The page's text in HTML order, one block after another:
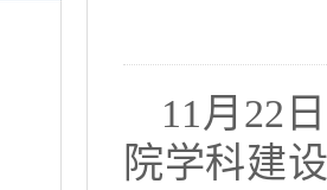
11月22
院学科建